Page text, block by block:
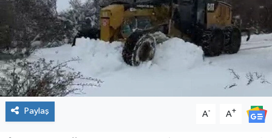
Paylaş A- A+
ÇEVRE
İLÇELER
RESMİ İLANLAR
KÜLTÜR